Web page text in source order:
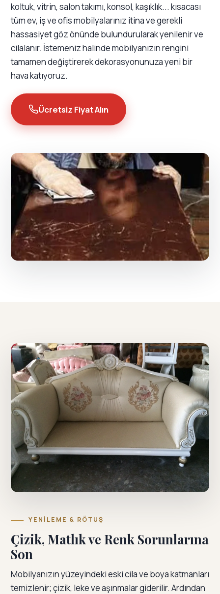
koltuk, vitrin, salon takımı, konsol, kaşıklık... kısacası
tüm ev, iş ve ofis mobilyalarınız itina ve gerekli
hassasiyet göz önünde bulundurularak yenilenir ve
cilalanır. İstemeniz halinde mobilyanızın rengini
tamamen değiştirerek dekorasyonunuza yeni bir
hava katıyoruz.
Ücretsiz Fiyat Alın
YENILEME & RÖTUŞ
Çizik, Matlık ve Renk Sorunlarına
Son
Mobilyanızın yüzeyindeki eski cila ve boya katmanları
temizlenir; çizik, leke ve aşınmalar giderilir. Ardından